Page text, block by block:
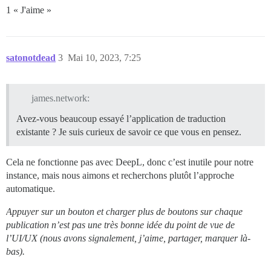
1 « J'aime »
satonotdead Mai 10, 2023, 7:25
3
james.network:
Avez-vous beaucoup essayé l’application de traduction
existante ? Je suis curieux de savoir ce que vous en pensez.
Cela ne fonctionne pas avec DeepL, donc c’est inutile pour notre
instance, mais nous aimons et recherchons plutôt l’approche
automatique.
Appuyer sur un bouton et charger plus de boutons sur chaque
publication n’est pas une très bonne idée du point de vue de
l’UI/UX (nous avons signalement, j’aime, partager, marquer là-
bas).